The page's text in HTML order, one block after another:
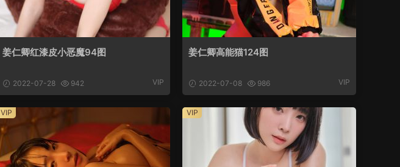
姜仁卿红漆皮小恶魔94图
2022-07-28 942 VIP
姜仁卿高能猫124图
2022-07-08 986 VIP
VIP VIP